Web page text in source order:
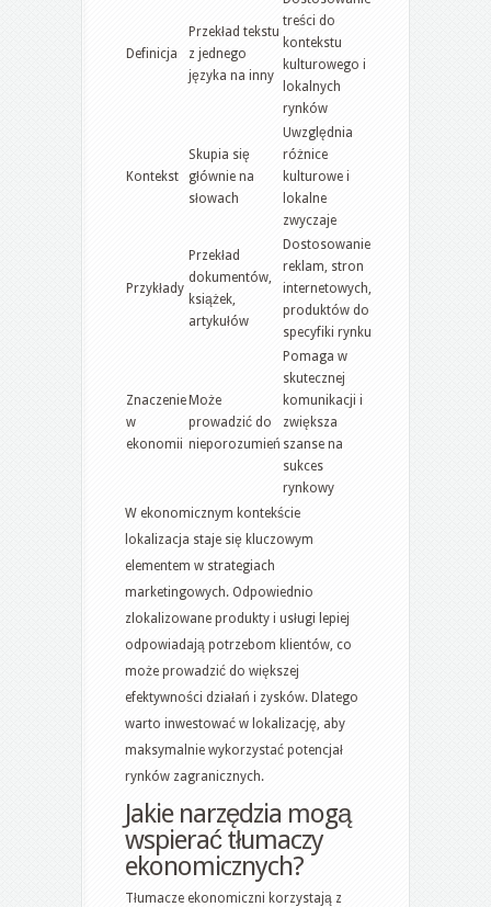
Definicja
Przekład tekstu
z jednego
języka na inny
treści do
kontekstu
kulturowego i
lokalnych
rynków
Kontekst
Skupia się
głównie na
słowach
Uwzględnia
różnice
kulturowe i
lokalne
zwyczaje
Przykłady
Przekład
dokumentów,
książek,
artykułów
Dostosowanie
reklam, stron
internetowych,
produktów do
specyfiki rynku
Znaczenie
w
ekonomii
Może
prowadzić do
nieporozumień
Pomaga w
skutecznej
komunikacji i
zwiększa
szanse na
sukces
rynkowy
W ekonomicznym kontekście
lokalizacja staje się kluczowym
elementem w strategiach
marketingowych. Odpowiednio
zlokalizowane produkty i usługi lepiej
odpowiadają potrzebom klientów, co
może prowadzić do większej
efektywności działań i zysków. Dlatego
warto inwestować w lokalizację, aby
maksymalnie wykorzystać potencjał
rynków zagranicznych.
Jakie narzędzia mogą
wspierać tłumaczy
ekonomicznych?
Tłumacze ekonomiczni korzystają z